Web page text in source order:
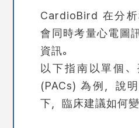
CardioBird 在分析
會同時考量心電圖
資訊。
以下指南以單個
(PACs) 為例，說
下，臨床建議如何變